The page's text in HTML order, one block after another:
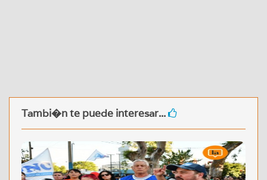
Tambi�n te puede interesar...